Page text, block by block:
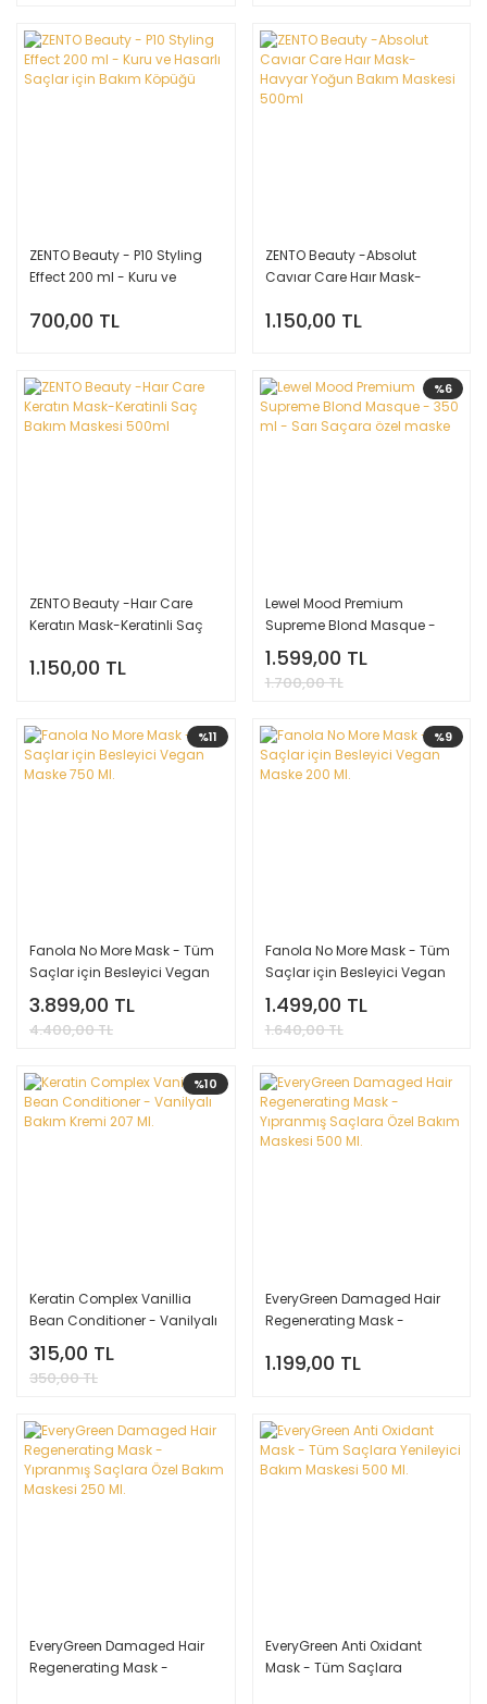
ZENTO Beauty - P10 Styling
Effect 200 ml - Kuru ve
Köpüğü
700,00 TL
ZENTO Beauty -Absolut
Cavıar Care Haır Mask-
Maskesi 500ml
1.150,00 TL
ZENTO Beauty -Haır Care
Keratın Mask-Keratinli Saç
1.150,00 TL
%6
Lewel Mood Premium
Supreme Blond Masque -
350 ml - Sarı Saçara özel
maske
1.599,00 TL
1.700,00 TL
%11
Fanola No More Mask - Tüm
Saçlar için Besleyici Vegan
Maske 750 Ml.
3.899,00 TL
4.400,00 TL
%9
Fanola No More Mask - Tüm
Saçlar için Besleyici Vegan
Maske 200 Ml.
1.499,00 TL
1.640,00 TL
%10
Keratin Complex Vanillia
Bean Conditioner - Vanilyalı
Bakım Kremi 207 Ml.
315,00 TL
350,00 TL
EveryGreen Damaged Hair
Regenerating Mask -
Bakım Maskesi 500 Ml.
1.199,00 TL
EveryGreen Damaged Hair
Regenerating Mask -
EveryGreen Anti Oxidant
Mask - Tüm Saçlara